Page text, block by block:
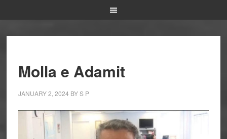
Molla e Adamit
JANUARY 2, 2024 BYS P